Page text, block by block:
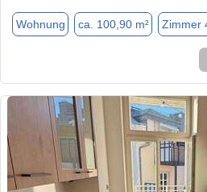
Wohnung ca. 100,90 m² Zimmer